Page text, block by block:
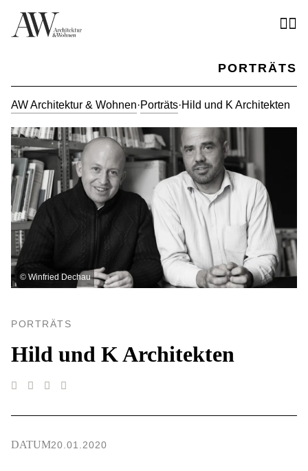
PORTRÄTS
AW Architektur & Wohnen·Porträts·Hild und K Architekten
© Winfried Dechau
PORTRÄTS
Hild und K Architekten
DATUM20.01.2020